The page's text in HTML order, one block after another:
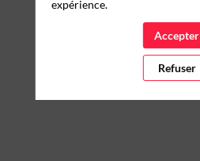
expérience.
Accepter
Refuser